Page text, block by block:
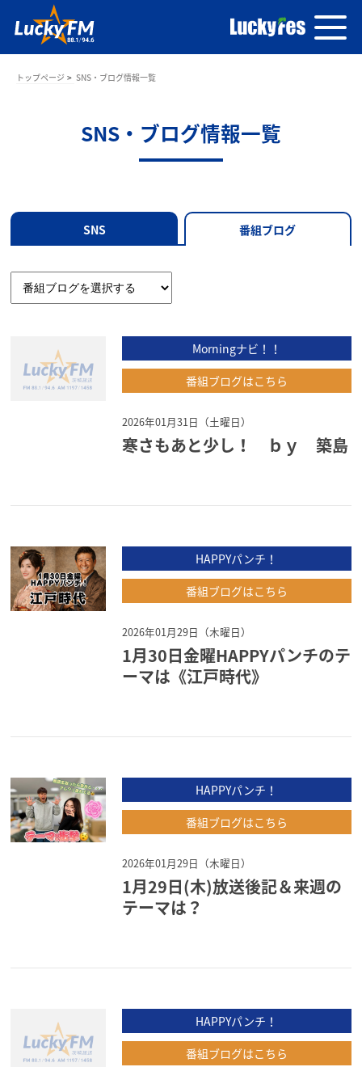
トップページ SNS・ブログ情報一覧
SNS・ブログ情報一覧
SNS 番組ブログ
Morningナビ！！
番組ブログはこちら
2026年01月31日（土曜日）
寒さもあと少し！ ｂｙ 築島
HAPPYパンチ！
番組ブログはこちら
2026年01月29日（木曜日）
1月30日金曜HAPPYパンチのテ
ーマは《江戸時代》
HAPPYパンチ！
番組ブログはこちら
2026年01月29日（木曜日）
1月29日(木)放送後記＆来週の
テーマは？
HAPPYパンチ！
番組ブログはこちら